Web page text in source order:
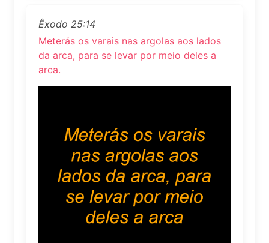
Êxodo 25:14
Meterás os varais nas argolas aos lados
da arca, para se levar por meio deles a
arca.